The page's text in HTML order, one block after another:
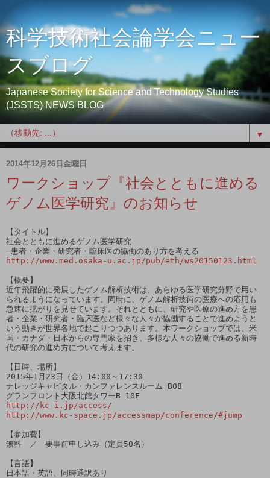
科学技術社会論学会ニュー
スブログ
Japanese Society for Science and Technology Studies
(JSSTS) NEWS BLOG
▼
2014年12月26日金曜日
ワークショップ『社会とともに進める
ゲノム医学研究』のお知らせ
【タイトル】
社会とともに進めるゲノム医学研究
http://www.med.osaka-u.ac.jp/pub/eth/ws20150123.html
【概要】
近年飛躍的に発展したゲノム解析技術は、あらゆる医学研究分野で用い
られるようになっています。同時に、ゲノム解析技術の医療への応用も
急速に拡がりを見せています。それとともに、研究や医療の進め方を患
者・企業・研究者・臨床医など様々な人々が協働することで進めようと
いう動きが世界各地で起こりつつあります。本ワークショップでは、米
国・カナダ・日本からの専門家を招き、多様な人々の協働で進める新時
代の研究の進め方について考えます。
【日時、場所】
2015年1月23日（金）14:00～17:30
ナレッジキャピタル・カンファレンスルーム B08
http://kc-i.jp/access/
http://www.kc-space.jp/accessmap/conference/#jump
【参加費】
無料　／　要事前申し込み（定員50名）
【言語】
日本語・英語、同時通訳あり